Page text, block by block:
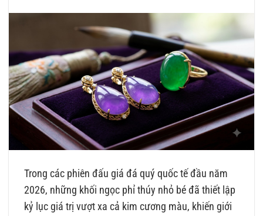
Trong các phiên đấu giá đá quý quốc tế đầu năm
2026, những khối ngọc phỉ thúy nhỏ bé đã thiết lập
kỷ lục giá trị vượt xa cả kim cương màu, khiến giới